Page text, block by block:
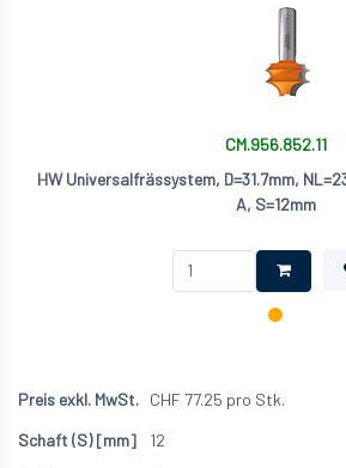
CM.956.852.11
HW Universalfrässystem, D=31.7mm,
A, S=12mm
CHF 77.25 pro Stk.
12